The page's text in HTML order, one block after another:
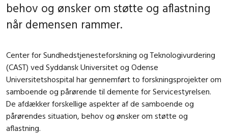
behov og ønsker om støtte og aflastning
når demensen rammer.
Center for Sundhedstjenesteforskning og Teknologivurdering
(CAST) ved Syddansk Universitet og Odense
Universitetshospital har gennemført to forskningsprojekter om
samboende og pårørende til demente for Servicestyrelsen.
De afdækker forskellige aspekter af de samboende og
pårørendes situation, behov og ønsker om støtte og
aflastning.